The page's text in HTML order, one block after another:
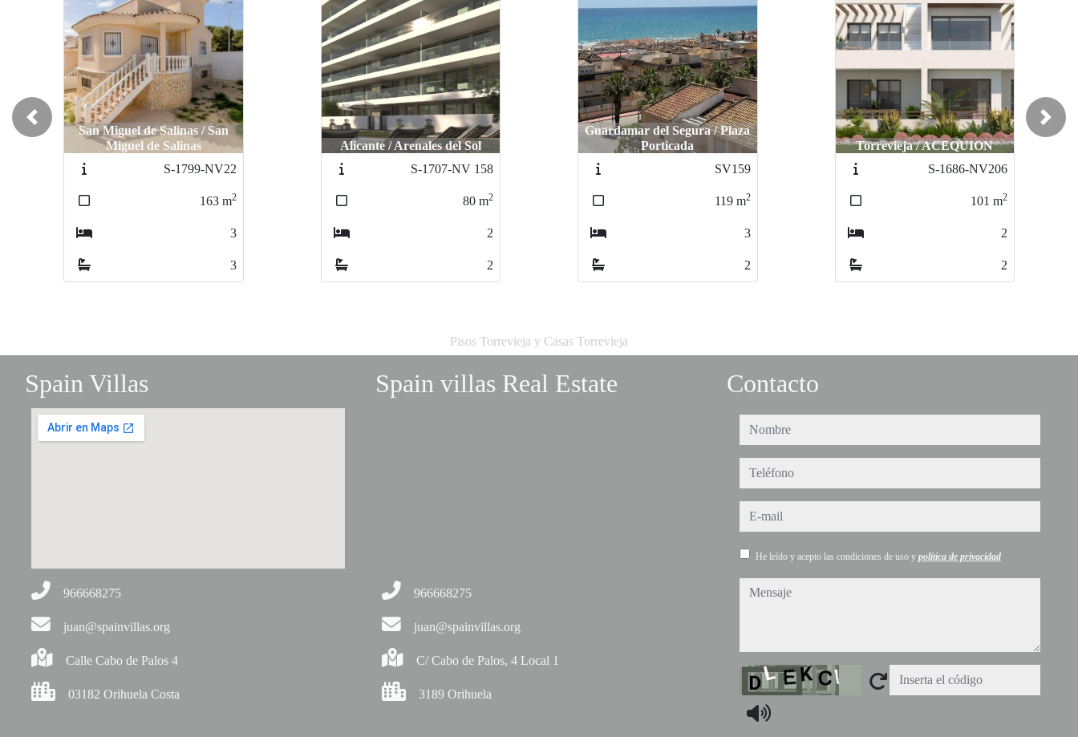
San Miguel de Salinas / San
Miguel de Salinas
S-1799-NV22
163 m2
3
3
Alicante / Arenales del Sol
S-1707-NV 158
80 m2
2
2
Guardamar del Segura / Plaza
Porticada
SV159
119 m2
3
2
Torrevieja / ACEQUION
S-1686-NV206
101 m2
2
2
Previous Next
Pisos Torrevieja y Casas Torrevieja
Spain Villas
966668275
juan@spainvillas.org
Calle Cabo de Palos 4
03182 Orihuela Costa
Spain villas Real Estate
966668275
juan@spainvillas.org
C/ Cabo de Palos, 4 Local 1
3189 Orihuela
Contacto
nombre
teléfono
e-mail
He leído y acepto las condiciones de uso y política de privacidad
mensaje
Captcha